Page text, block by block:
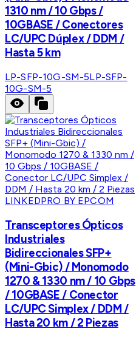
1310 nm / 10 Gbps /
10GBASE / Conectores
LC/UPC Dúplex / DDM /
Hasta 5 km
LP-SFP-10G-SM-5LP-SFP-
10G-SM-5
LINKEDPRO BY EPCOM
Transceptores Ópticos
Industriales
Bidireccionales SFP+
(Mini-Gbic) / Monomodo
1270 & 1330 nm / 10 Gbps
/ 10GBASE / Conector
LC/UPC Simplex / DDM /
Hasta 20 km / 2 Piezas